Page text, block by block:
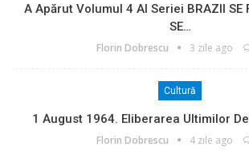
A Apărut Volumul 4 Al Seriei BRAZII SE
SE…
Florin Dobrescu 3 zile ago
Cultură
1 August 1964. Eliberarea Ultimilor
Florin Dobrescu 4 zile ago